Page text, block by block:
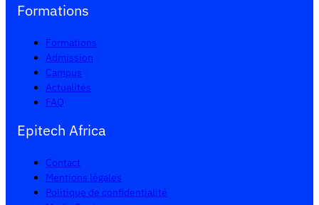
Formations
Formations
Admission
Campus
Actualités
FAQ
Epitech Africa
Contact
Mentions légales
Politique de confidentialité